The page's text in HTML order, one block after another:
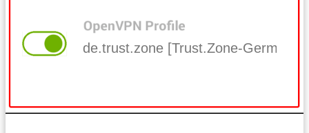
de.trust.zone [Trust.Zone-Germany]